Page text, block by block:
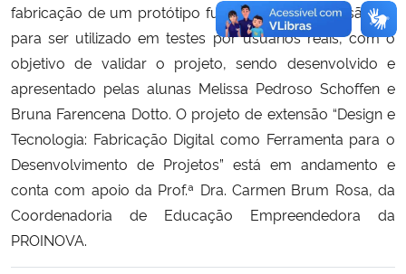
fabricação de um protótipo funcional por impressão 3D
para ser utilizado em testes por usuários reais, com o
objetivo de validar o projeto, sendo desenvolvido e
apresentado pelas alunas Melissa Pedroso Schoffen e
Bruna Farencena Dotto. O projeto de extensão “Design e
Tecnologia: Fabricação Digital como Ferramenta para o
Desenvolvimento de Projetos” está em andamento e
conta com apoio da Prof.ª Dra. Carmen Brum Rosa, da
Coordenadoria de Educação Empreendedora da
PROINOVA.